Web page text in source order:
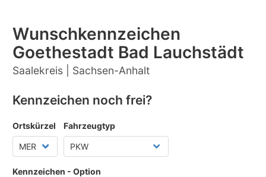
Wunschkennzeichen
Goethestadt Bad Lauchstädt
Saalekreis | Sachsen-Anhalt
Kennzeichen noch frei?
Ortskürzel Fahrzeugtyp
Kennzeichen - Option